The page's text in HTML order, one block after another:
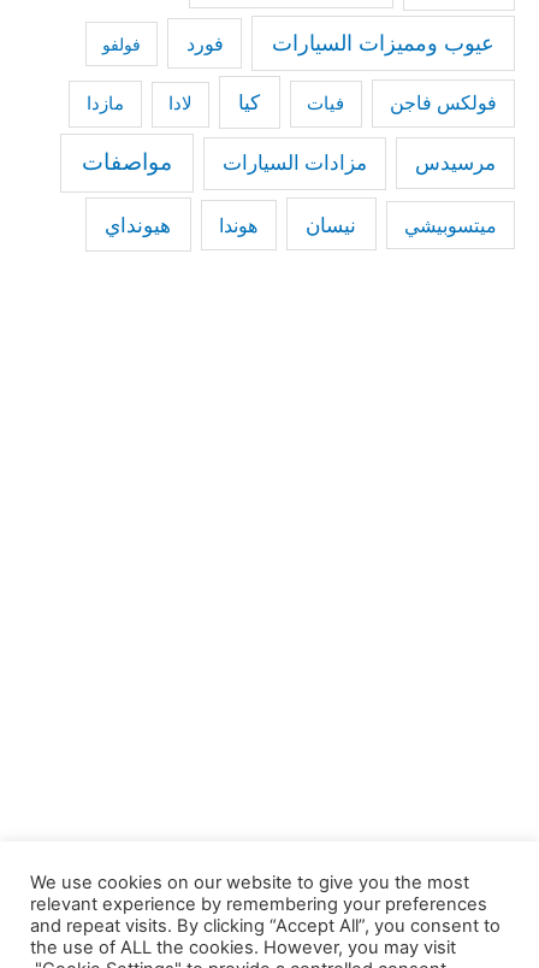
عيوب ومميزات السيارات فورد فولفو
فولكس فاجن فيات كيا لادا مازدا
مرسيدس مزادات السيارات مواصفات
ميتسوبيشي نيسان هوندا هيونداي
أخبار السيارات نصائح عن السيارات
We use cookies on our website to give you the most
relevant experience by remembering your preferences
and repeat visits. By clicking “Accept All”, you consent to
the use of ALL the cookies. However, you may visit